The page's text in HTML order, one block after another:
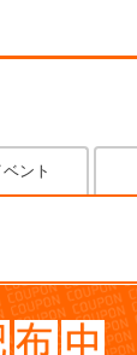
ベント